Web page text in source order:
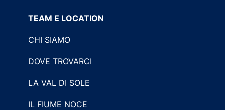
TEAM E LOCATION
CHI SIAMO
DOVE TROVARCI
LA VAL DI SOLE
IL FIUME NOCE